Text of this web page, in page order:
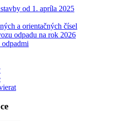
od 1. apríla 2025
a orientačných čísel
odpadu na rok 2026
odpadmi